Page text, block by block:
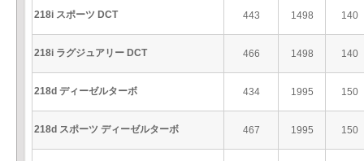
218i スポーツ DCT 443 1498 140
218i ラグジュアリー DCT 466 1498 140
218d ディーゼルターボ 434 1995 150
218d スポーツ ディーゼルターボ 467 1995 150